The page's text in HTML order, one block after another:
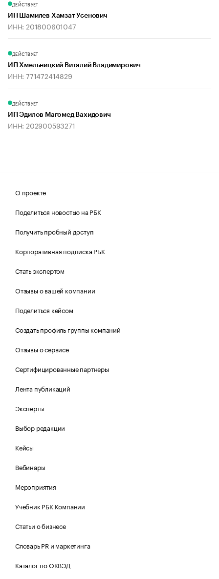
ДЕЙСТВУЕТ
ИП Шамилев Хамзат Усенович
ИНН: 201800601047
ДЕЙСТВУЕТ
ИП Хмельницкий Виталий Владимирович
ИНН: 771472414829
ДЕЙСТВУЕТ
ИП Эдилов Магомед Вахидович
ИНН: 202900593271
О проекте
Поделиться новостью на РБК
Получить пробный доступ
Корпоративная подписка РБК
Стать экспертом
Отзывы о вашей компании
Поделиться кейсом
Создать профиль группы компаний
Отзывы о сервисе
Сертифицированные партнеры
Лента публикаций
Эксперты
Выбор редакции
Кейсы
Вебинары
Мероприятия
Учебник РБК Компании
Статьи о бизнесе
Словарь PR и маркетинга
Каталог по ОКВЭД